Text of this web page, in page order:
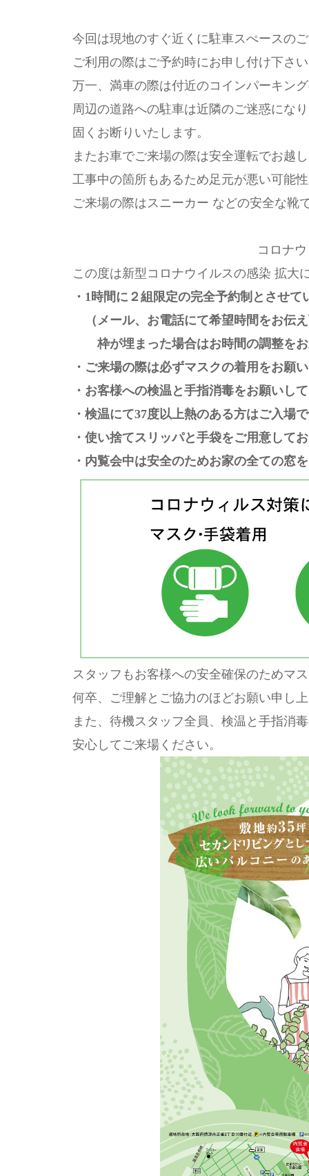
今回は現地のすぐ近くに駐車スぺースの
ご利用の際はご予約時にお申し付け下さ
万一、満車の際は付近のコインパーキン
周辺の道路への駐車は近隣のご迷惑にな
固くお断りいたします。
またお車でご来場の際は安全運転でお越
工事中の箇所もあるため足元が悪い可能
ご来場の際はスニーカー などの安全な靴
コロナ
この度は新型コロナウイルスの感染 拡大
・1時間に２組限定の完全予約制とさせて
（メール、お電話にて希望時間をお伝
枠が埋まった場合はお時間の調整をお
・ご来場の際は必ずマスクの着用をお願
・お客様への検温と手指消毒をお願いし
・検温にて37度以上熱のある方はご入場
・使い捨てスリッパと手袋をご用意して
・内覧会中は安全のためお家の全ての窓
スタッフもお客様への安全確保のためマ
何卒、ご理解とご協力のほどお願い申し
また、待機スタッフ全員、検温と手指消
安心してご来場ください。